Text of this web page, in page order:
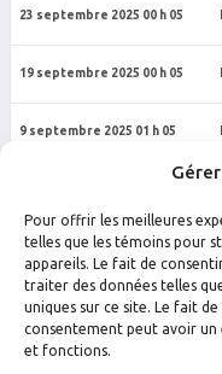
Pour offrir les meilleures
telles que les témoins pour
appareils. Le fait de
traiter des données telles
uniques sur ce site. Le fait
consentement peut avoir
et fonctions.
23 septembre 2025 00 h 05
19 septembre 2025 00 h 05
9 septembre 2025 01 h 05
5 septembre 2025 01 h 00